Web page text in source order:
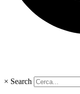
× Search